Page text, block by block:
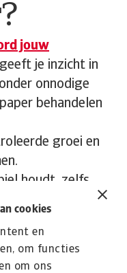
cookies
en
om functies
om ons
jouw
je inzicht in
onnodige
behandelen
groei en
houdt, zelfs
en